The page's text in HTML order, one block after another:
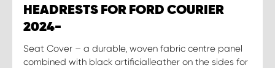
HEADRESTS FOR FORD COURIER
2024-
Seat Cover – a durable, woven fabric centre panel
combined with black artificialleather on the sides for